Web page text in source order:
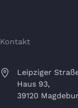
Kontakt
Leipziger
Haus 93,
39120